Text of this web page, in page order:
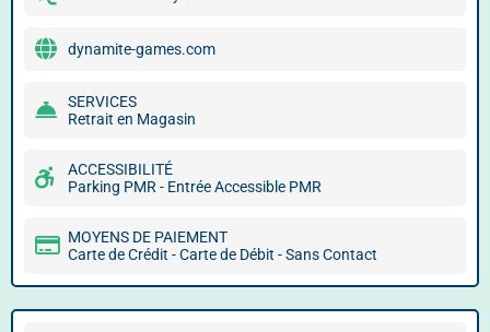
dynamite-games.com
SERVICES
Retrait en Magasin
ACCESSIBILITÉ
Parking PMR - Entrée Accessible PMR
MOYENS DE PAIEMENT
Carte de Crédit - Carte de Débit - Sans Contact